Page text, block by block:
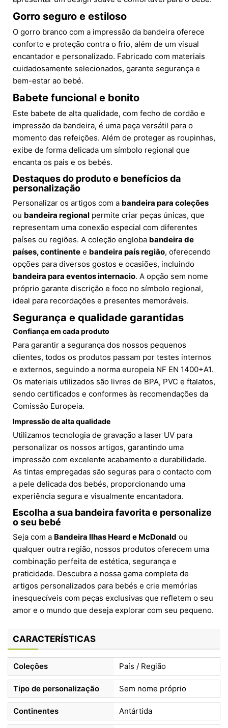
Gorro seguro e estiloso
O gorro branco com a impressão da bandeira oferece
conforto e proteção contra o frio, além de um visual
encantador e personalizado. Fabricado com materiais
cuidadosamente selecionados, garante segurança e
bem-estar ao bebé.
Babete funcional e bonito
Este babete de alta qualidade, com fecho de cordão e
impressão da bandeira, é uma peça versátil para o
momento das refeições. Além de proteger as roupinhas,
exibe de forma delicada um símbolo regional que
encanta os pais e os bebés.
Destaques do produto e benefícios da
personalização
Personalizar os artigos com a bandeira para coleções
ou bandeira regional permite criar peças únicas, que
representam uma conexão especial com diferentes
países ou regiões. A coleção engloba bandeira de
países, continente e bandeira país região, oferecendo
opções para diversos gostos e ocasiões, incluindo
bandeira para eventos internacio. A opção sem nome
próprio garante discrição e foco no símbolo regional,
ideal para recordações e presentes memoráveis.
Segurança e qualidade garantidas
Confiança em cada produto
Para garantir a segurança dos nossos pequenos
clientes, todos os produtos passam por testes internos
e externos, seguindo a norma europeia NF EN 1400+A1.
Os materiais utilizados são livres de BPA, PVC e ftalatos,
sendo certificados e conformes às recomendações da
Comissão Europeia.
Impressão de alta qualidade
Utilizamos tecnologia de gravação a laser UV para
personalizar os nossos artigos, garantindo uma
impressão com excelente acabamento e durabilidade.
As tintas empregadas são seguras para o contacto com
a pele delicada dos bebés, proporcionando uma
experiência segura e visualmente encantadora.
Escolha a sua bandeira favorita e personalize
o seu bebé
Seja com a Bandeira Ilhas Heard e McDonald ou
qualquer outra região, nossos produtos oferecem uma
combinação perfeita de estética, segurança e
praticidade. Descubra a nossa gama completa de
artigos personalizados para bebés e crie memórias
inesquecíveis com peças exclusivas que refletem o seu
amor e o mundo que deseja explorar com seu pequeno.
CARACTERÍSTICAS
Coleções País / Região
Tipo de personalização Sem nome próprio
Continentes Antártida